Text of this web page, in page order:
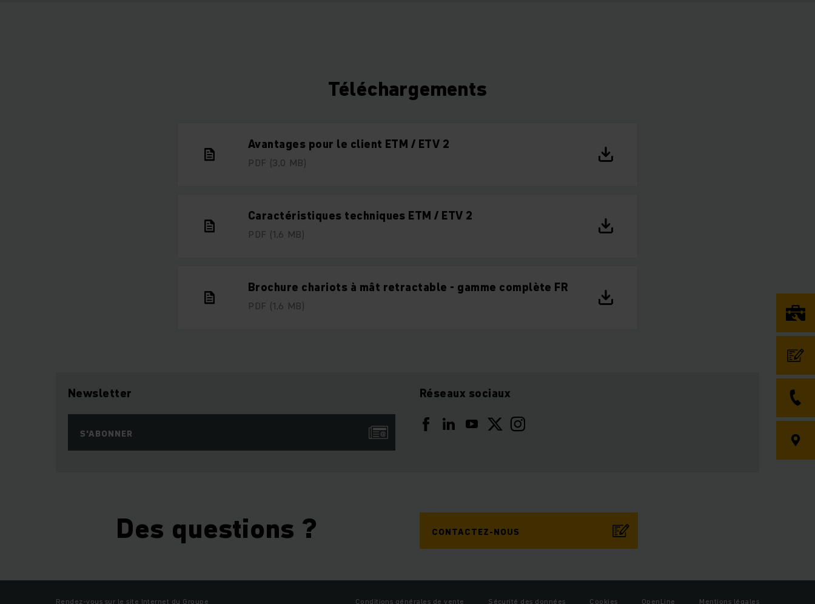
Téléchargements
Avantages pour le client ETM / ETV 2
PDF (3,0 MB)
Caractéristiques techniques ETM / ETV 2
PDF (1,6 MB)
Brochure chariots à mât retractable - gamme complète FR
PDF (1,6 MB)
Newsletter
S'ABONNER
Réseaux sociaux
Des questions ? CONTACTEZ-NOUS
Rendez-vous sur le site Internet du Groupe Conditions générales de vente Sécurité des données Cookies OpenLine Mentions légales